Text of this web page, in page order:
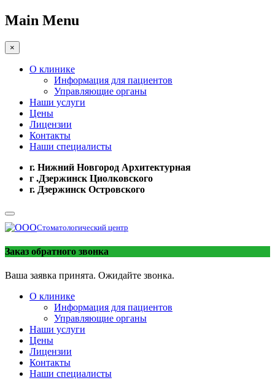
Main Menu
×
О клинике
Информация для пациентов
Управляющие органы
Наши услуги
Цены
Лицензии
Контакты
Наши специалисты
г. Нижний Новгород Архитектурная
г .Дзержинск Циолковского
г. Дзержинск Островского
Стоматологический центр
Заказ обратного звонка
Ваша заявка принята. Ожидайте звонка.
О клинике
Информация для пациентов
Управляющие органы
Наши услуги
Цены
Лицензии
Контакты
Наши специалисты